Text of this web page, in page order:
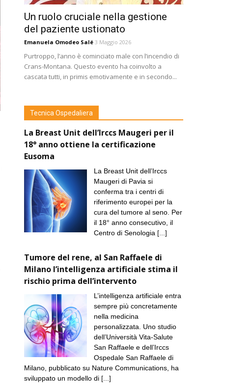
Un ruolo cruciale nella gestione
del paziente ustionato
Emanuela Omodeo Salé 3 Maggio 2026
Purtroppo, l’anno è cominciato male con l’incendio di
Crans-Montana. Questo evento ha coinvolto a
cascata tutti, in primis emotivamente e in secondo...
Tecnica Ospedaliera
La Breast Unit dell’Irccs Maugeri per il
18° anno ottiene la certificazione
Eusoma
La Breast Unit dell’Irccs
Maugeri di Pavia si
conferma tra i centri di
riferimento europei per la
cura del tumore al seno. Per
il 18° anno consecutivo, il
Centro di Senologia [...]
Tumore del rene, al San Raffaele di
Milano l’intelligenza artificiale stima il
rischio prima dell’intervento
L’intelligenza artificiale entra
sempre più concretamente
nella medicina
personalizzata. Uno studio
dell’Università Vita-Salute
San Raffaele e dell’Irccs
Ospedale San Raffaele di
Milano, pubblicato su Nature Communications, ha
sviluppato un modello di [...]